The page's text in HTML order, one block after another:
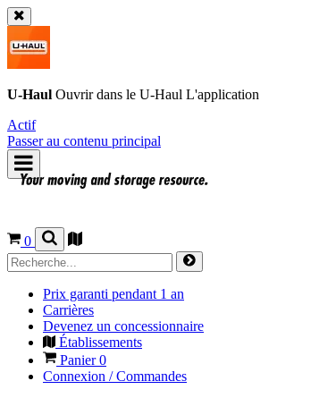
U-Haul Ouvrir dans le U-Haul L'application
Actif
Passer au contenu principal
0
Prix garanti pendant 1 an
Carrières
Devenez un concessionnaire
Établissements
Panier0
Connexion / Commandes